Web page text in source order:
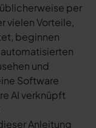
per
vielen Vorteile,
beginnen
und
Software
AI verknüpft
Anleitung